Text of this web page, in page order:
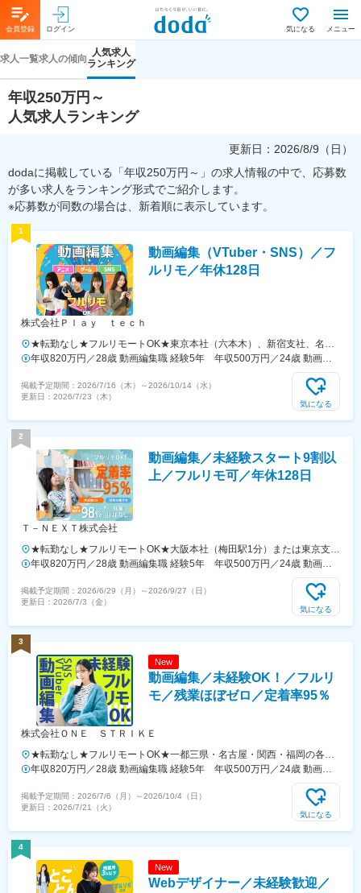
会員登録 ログイン 気になる メニュー
求人一覧求人の傾向
人気求人
ランキング
年収250万円～
人気求人ランキング
更新日： 2026/8/9（日）
dodaに掲載している「年収250万円～」の求人情報の中で、応募数
が多い求人をランキング形式でご紹介します。
※応募数が同数の場合は、新着順に表示しています。
1
動画編集（VTuber・SNS）／フ
ルリモ／年休128日
株式会社Ｐｌａｙ ｔｅｃｈ
★転勤なし★フルリモートOK★東京本社（六本木）、新宿支社、名古
屋支社、大阪支社、福岡支社または一都三県・名古屋・関西・福岡の各
プロジェクト先◆勤務地・アクセス【本社】東京都港区六本木6-2-31六
本木ヒルズノースタワー17階東京メトロ日比谷線、都営地下鉄大江戸
線「六本木駅」 直結【新宿支社】東京都新宿区新宿1-9-10東京メトロ
ー各線「名古屋駅」徒歩5分【福岡支社】福岡県福岡市中央区天神1-14-
18福岡市営地下鉄空港線「天神駅」直結七隈線「天神南駅」徒歩5分西
鉄天神大牟田線「西鉄福岡（天神）駅」徒歩6分◎受動喫煙対策あり：
オフィス内禁煙◎名古屋・福岡拠点はスタートアップ募集です！ 整っ
たサポート体制のもと、 同期と一緒に成長できるチャンスです！
年収820万円／28歳 動画編集職 経験5年 年収500万円／24歳 動画編
掲載予定期間： 2026/7/16（木） ～2026/10/14（水）
更新日： 2026/7/23（木）
気になる
2
動画編集／未経験スタート9割以
上／フルリモ可／年休128日
Ｔ－ＮＥＸＴ株式会社
★転勤なし★フルリモートOK★大阪本社（梅田駅1分）または東京支
社、名古屋支社関西・一都三県・名古屋の各プロジェクト先◆勤務地・
アクセス【本社】大阪府大阪市北区梅田2丁目2-2ヒルトンプラザウエ
スト オフィスタワー 19階阪急線「梅田駅」徒歩5分【東京支社】東京
都新宿区新宿１-9-10丸の内線「新宿御苑前駅」徒歩1分各線「新宿三丁
南駅」徒歩5分西鉄天神大牟田線「西鉄福岡（天神）駅」徒歩6分◎受
動喫煙対策あり：オフィス内禁煙
年収820万円／28歳 動画編集職 経験5年 年収500万円／24歳 動画編
掲載予定期間： 2026/6/29（月） ～2026/9/27（日）
更新日： 2026/7/3（金）
気になる
3
New
動画編集／未経験OK！／フルリ
モ／残業ほぼゼロ／定着率95％
株式会社ＯＮＥ ＳＴＲＩＫＥ
★転勤なし★フルリモートOK★一都三県・名古屋・関西・福岡の各プ
ロジェクト先勤務地・アクセス【本社】東京都渋谷区恵比寿西2-8-4 EX
恵比寿西ビル5FJR山手線、埼京線、湘南新宿ライン、東京メトロ日比
谷線「恵比寿駅」より徒歩6分東急東横線「代官山駅」より徒歩6分
【新宿支社】東京都新宿区富久町16-15 新宿MYビル2F丸ノ内線「新宿
「大阪梅田駅」より徒歩9分【名古屋支社】愛知県名古屋市西区牛島町
6-1 名古屋ルーセントタワー各線「名古屋駅」徒歩5分【福岡支社】
年収820万円／28歳 動画編集職 経験5年 年収500万円／24歳 動画編
掲載予定期間： 2026/7/6（月） ～2026/10/4（日）
更新日： 2026/7/21（火）
気になる
4
New
Webデザイナー／未経験歓迎／